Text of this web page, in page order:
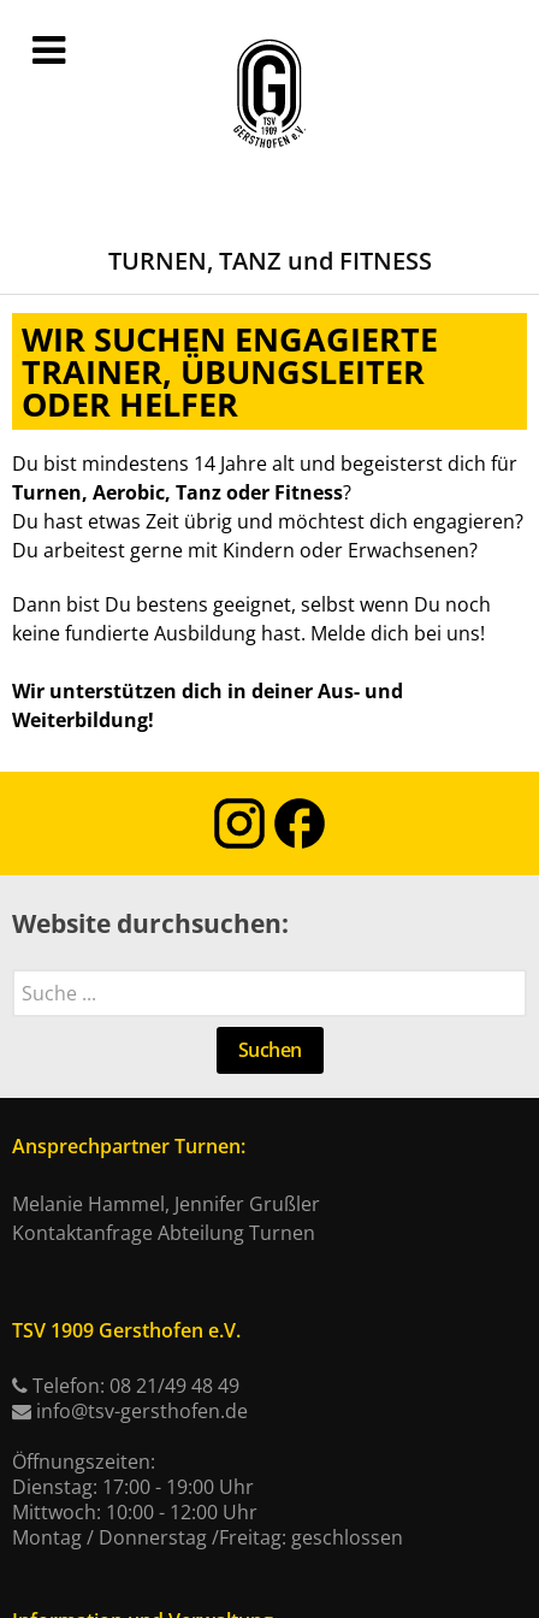
TURNEN, TANZ und FITNESS
WIR SUCHEN ENGAGIERTE
TRAINER, ÜBUNGSLEITER
ODER HELFER
Du bist mindestens 14 Jahre alt und begeisterst dich für
Turnen, Aerobic, Tanz oder Fitness?
Du hast etwas Zeit übrig und möchtest dich engagieren?
Du arbeitest gerne mit Kindern oder Erwachsenen?
Dann bist Du bestens geeignet, selbst wenn Du noch
keine fundierte Ausbildung hast. Melde dich bei uns!
Wir unterstützen dich in deiner Aus- und
Weiterbildung!
Website durchsuchen:
Suchen
Suchen
Ansprechpartner Turnen:
Melanie Hammel, Jennifer Grußler
Kontaktanfrage Abteilung Turnen
TSV 1909 Gersthofen e.V.
Telefon: 08 21/49 48 49
info@tsv-gersthofen.de
Öffnungszeiten:
Dienstag: 17:00 - 19:00 Uhr
Mittwoch: 10:00 - 12:00 Uhr
Montag / Donnerstag /Freitag: geschlossen